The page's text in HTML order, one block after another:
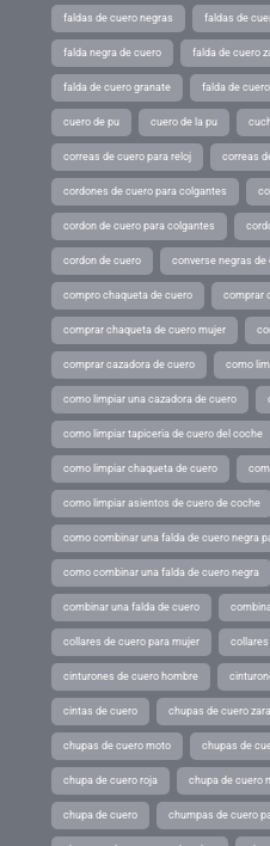
faldas de cuero negras faldas de
falda negra de cuero falda de cuero
falda de cuero granate falda de cuero
cuero de pu cuero de la pu
correas de cuero para reloj correas
cordones de cuero para colgantes
cordon de cuero para colgantes
cordon de cuero converse negras de
compro chaqueta de cuero comprar
comprar chaqueta de cuero mujer
comprar cazadora de cuero como
como limpiar una cazadora de cuero
como limpiar tapiceria de cuero del coche
como limpiar chaqueta de cuero
como limpiar asientos de cuero de coche
como combinar una falda de cuero negra
como combinar una falda de cuero negra
combinar una falda de cuero
collares de cuero para mujer collares
cinturones de cuero hombre
cintas de cuero chupas de cuero zara
chupas de cuero moto chupas de
chupa de cuero roja chupa de cuero
chupa de cuero chumpas de cuero